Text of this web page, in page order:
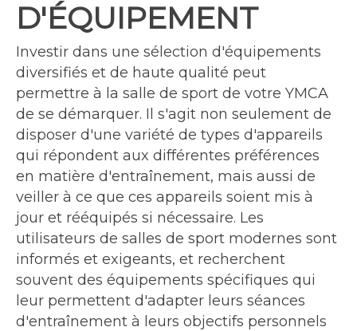
D'ÉQUIPEMENT
Investir dans une sélection d'équipements
diversifiés et de haute qualité peut
permettre à la salle de sport de votre YMCA
de se démarquer. Il s'agit non seulement de
disposer d'une variété de types d'appareils
qui répondent aux différentes préférences
en matière d'entraînement, mais aussi de
veiller à ce que ces appareils soient mis à
jour et rééquipés si nécessaire. Les
utilisateurs de salles de sport modernes sont
informés et exigeants, et recherchent
souvent des équipements spécifiques qui
leur permettent d'adapter leurs séances
d'entraînement à leurs objectifs personnels